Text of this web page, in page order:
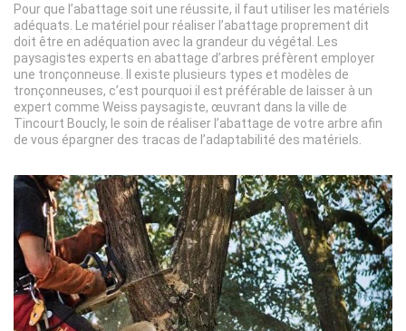
Pour que l’abattage soit une réussite, il faut utiliser les matériels
adéquats. Le matériel pour réaliser l’abattage proprement dit
doit être en adéquation avec la grandeur du végétal. Les
paysagistes experts en abattage d’arbres préfèrent employer
une tronçonneuse. Il existe plusieurs types et modèles de
tronçonneuses, c’est pourquoi il est préférable de laisser à un
expert comme Weiss paysagiste, œuvrant dans la ville de
Tincourt Boucly, le soin de réaliser l’abattage de votre arbre afin
de vous épargner des tracas de l’adaptabilité des matériels.